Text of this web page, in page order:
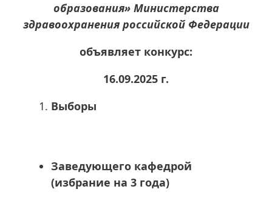
образования» Министерства
здравоохранения российской Федерации
объявляет конкурс:
16.09.2025 г.
Выборы
Заведующего кафедрой
(избрание на 3 года)